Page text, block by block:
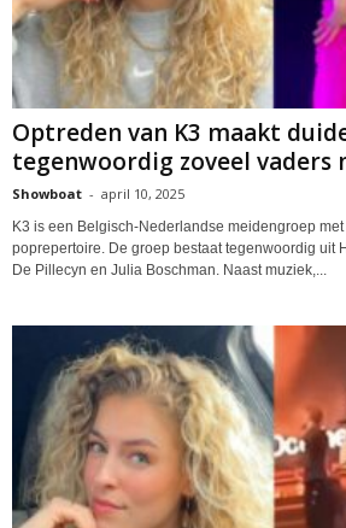
Optreden van K3 maakt
tegenwoordig zoveel vaders
Showboat - april 10, 2025
K3 is een Belgisch-Nederlandse meidengroep
poprepertoire. De groep bestaat tegenwoordig uit
De Pillecyn en Julia Boschman. Naast muziek,...